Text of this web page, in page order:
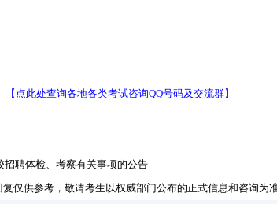
【点此处查询各地各类考试咨询QQ号码及交流群】
聘体检、考察有关事项的公告
仅供参考，敬请考生以权威部门公布的正式信息和咨询为